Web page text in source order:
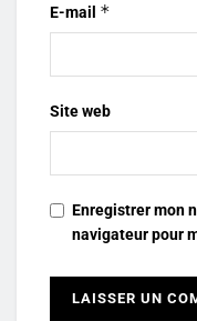
E-mail *
Site web
Enregistrer mon
navigateur pour